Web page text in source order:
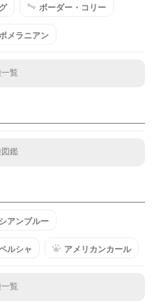
ボーダー・コリー
メラニアン
覧
鑑
アンブルー
ルシャ アメリカンカール
覧